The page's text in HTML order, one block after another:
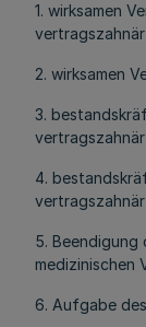
1. wirksamen
2. wirksamen
3.
4.
5. Beendigung
medizinischen
6. Aufgabe